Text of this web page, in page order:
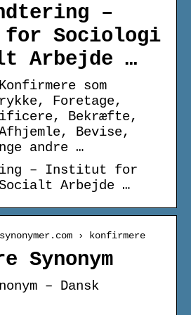
–
Sociologi
Arbejde …
som
Foretage,
Bekræfte,
Bevise,
andre …
– Institut for
Arbejde …
› konfirmere
Synonym
– Dansk